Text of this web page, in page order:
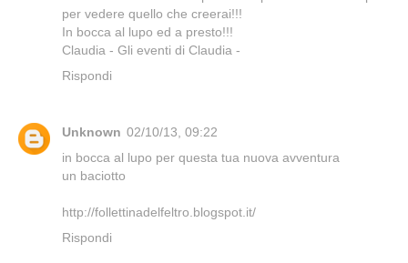
per vedere quello che creerai!!!
In bocca al lupo ed a presto!!!
Claudia - Gli eventi di Claudia -
Rispondi
Unknown 02/10/13, 09:22
in bocca al lupo per questa tua nuova avventura
un baciotto
http://follettinadelfeltro.blogspot.it/
Rispondi